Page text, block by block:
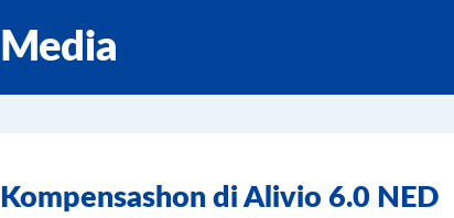
Media
Kompensashon di Alivio 6.0 NED